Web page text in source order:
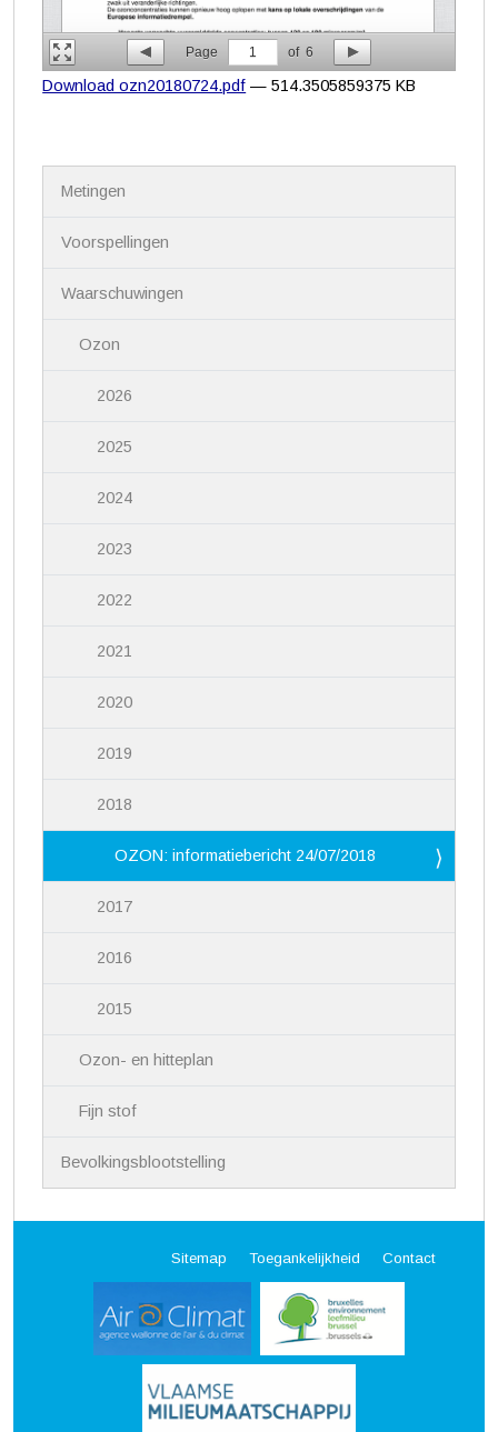
Page 1 of 6
Download ozn20180724.pdf — 514.3505859375 KB
Metingen
Voorspellingen
Waarschuwingen
Ozon
2026
2025
2024
2023
2022
2021
2020
2019
2018
OZON: informatiebericht 24/07/2018
2017
2016
2015
Ozon- en hitteplan
Fijn stof
Bevolkingsblootstelling
Sitemap Toegankelijkheid Contact